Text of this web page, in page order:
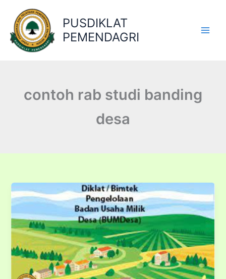
konten
PUSDIKLAT
PEMENDAGRI
contoh rab studi banding
desa